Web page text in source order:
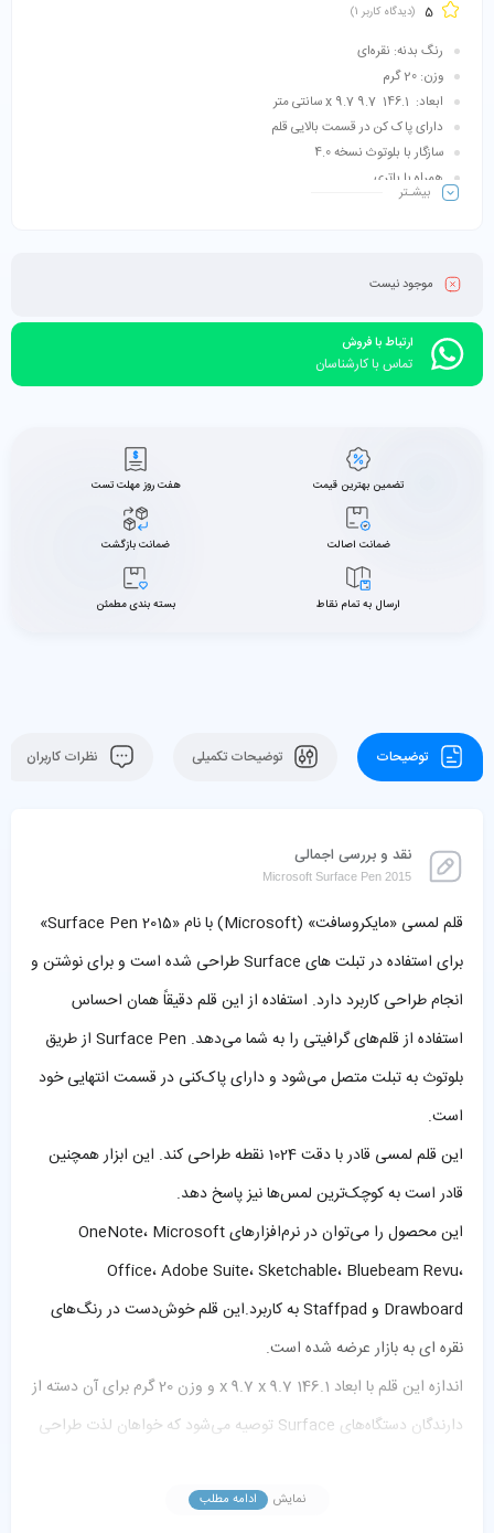
5 (دیدگاه کاربر 1
)
رنگ بدنه: نقره‌ای
وزن: 20 گرم
ابعاد: 146.1 9.7 x 9.7 سانتی متر
دارای پاک کن در قسمت بالایی قلم
سازگار با بلوتوث نسخه 4.0
همراه با باتری
نو (پلمپ) و اورجینال
بیشـتر
موجود نیست
ارتباط با فروش
تماس با کارشناسان
تضمین بهترین قیمت هفت روز مهلت تست
ضمانت اصالت ضمانت بازگشت
ارسال به تمام نقاط بسته بندی مطمئن
توضیحات توضیحات تکمیلی نظرات کاربران
نقد و بررسی اجمالی
Microsoft Surface Pen 2015
قلم لمسی «مایکروسافت» (Microsoft) با نام «Surface Pen 2015»
برای استفاده در تبلت های Surface طراحی شده است و برای نوشتن و
انجام طراحی کاربرد دارد. استفاده از این قلم دقیقاً همان احساس
استفاده از قلم‌های گرافیتی را به شما می‌دهد. Surface Pen از طریق
بلوتوث به تبلت متصل می‌شود و دارای پاک‌کنی در قسمت انتهایی خود
است.
این قلم لمسی قادر با دقت 1024 نقطه طراحی کند. این ابزار همچنین
قادر است به کوچک‌ترین لمس‌ها نیز پاسخ دهد.
این محصول را می‌توان در نرم‌افزارهای OneNote، Microsoft
Office، Adobe Suite، Sketchable، Bluebeam Revu،
Drawboard و Staffpad به کاربرد.این قلم خوش‌دست در رنگ‌های
نقره ای به بازار عرضه شده است.
اندازه این قلم با ابعاد 146.1 x 9.7 x 9.7 و وزن 20 گرم برای آن دسته از
دارندگان دستگاه‌های Surface توصیه می‌شود که خواهان لذت طراحی
نمایش ادامه مطلب